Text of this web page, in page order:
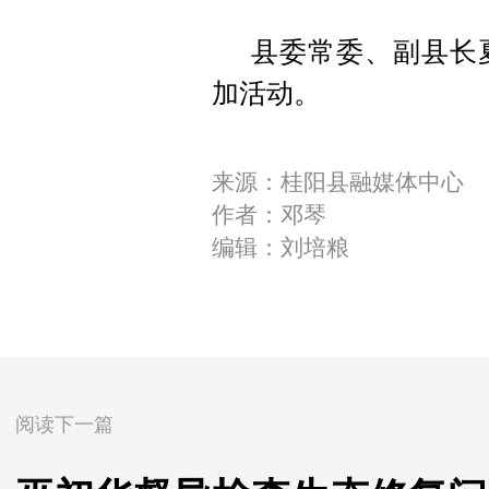
县委常委、副县长
加活动。
来源：桂阳县融媒体中心
作者：邓琴
编辑：刘培粮
阅读下一篇